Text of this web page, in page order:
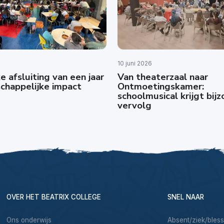
afsluiting van een jaar
impact
10 juni 2026
Van theaterzaal naar
Ontmoetingskamer:
schoolmusical krijgt
vervolg
OVER HET BEATRIX COLLEGE
Ons onderwijs
SNEL NAAR
Absent/ziek/